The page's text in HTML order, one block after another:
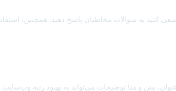
کنید به سوالات مخاطبان پاسخ دهید. همچنین،
متن و متا توضیحات می‌تواند به بهبود رتبه